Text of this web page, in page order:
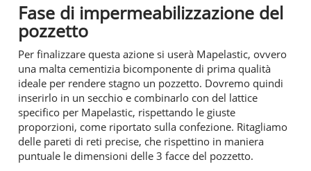
Fase di impermeabilizzazione del
pozzetto
Per finalizzare questa azione si userà Mapelastic, ovvero
una malta cementizia bicomponente di prima qualità
ideale per rendere stagno un pozzetto. Dovremo quindi
inserirlo in un secchio e combinarlo con del lattice
specifico per Mapelastic, rispettando le giuste
proporzioni, come riportato sulla confezione. Ritagliamo
delle pareti di reti precise, che rispettino in maniera
puntuale le dimensioni delle 3 facce del pozzetto.